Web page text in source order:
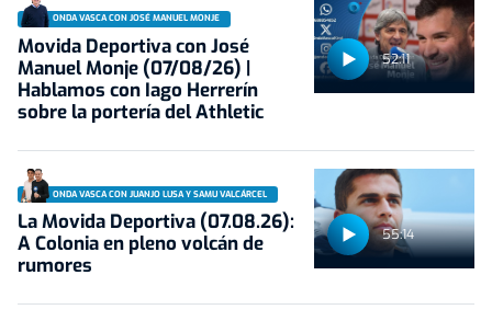
52:11
ONDA VASCA CON JOSÉ MANUEL MONJE
Movida Deportiva con José
Manuel Monje (07/08/26) |
Hablamos con Iago Herrerín
sobre la portería del Athletic
55:14
ONDA VASCA CON JUANJO LUSA Y SAMU VALCÁRCEL
La Movida Deportiva (07.08.26):
A Colonia en pleno volcán de
rumores